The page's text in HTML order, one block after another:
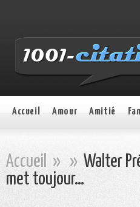
Accueil Amour Amitié
Accueil » » Walter
met toujour…